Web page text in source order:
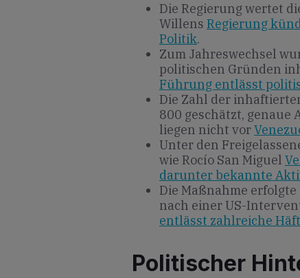
Die Regierung wertet
Willens Regierung
Politik.
Zum Jahreswechsel
politischen Gründen
Führung entlässt
Die Zahl der
800 geschätzt, genaue
liegen nicht vor
Unter den
wie Rocío San Miguel
darunter bekannte
Die Maßnahme
nach einer US-
entlässt zahlreiche
Politischer